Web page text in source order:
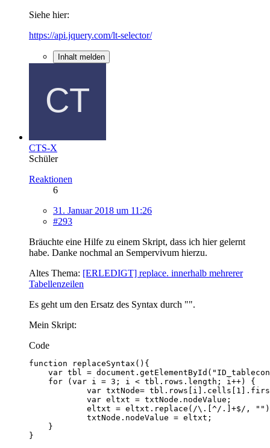
Siehe hier:
https://api.jquery.com/lt-selector/
Inhalt melden
CTS-X
Schüler
Reaktionen
6
31. Januar 2018 um 11:26
#293
Bräuchte eine Hilfe zu einem Skript, dass ich hier gelernt
habe. Danke nochmal an Sempervivum hierzu.
Altes Thema: [ERLEDIGT] replace. innerhalb mehrerer
Tabellenzeilen
Es geht um den Ersatz des Syntax durch "".
Mein Skript:
Code
}